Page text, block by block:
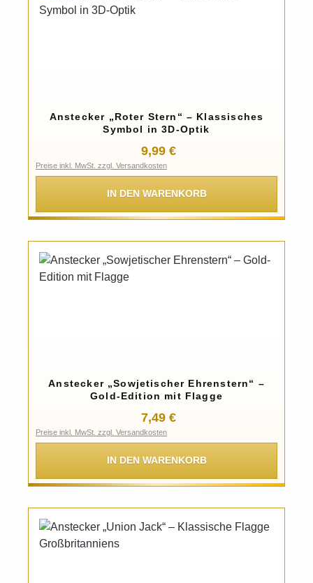
Anstecker „Roter Stern“ – Klassisches
Symbol in 3D-Optik
Regulärer Preis:
9,99 €
Preise inkl. MwSt. zzgl. Versandkosten
IN DEN WARENKORB
Anstecker „Sowjetischer Ehrenstern“ –
Gold-Edition mit Flagge
Regulärer Preis:
7,49 €
Preise inkl. MwSt. zzgl. Versandkosten
IN DEN WARENKORB